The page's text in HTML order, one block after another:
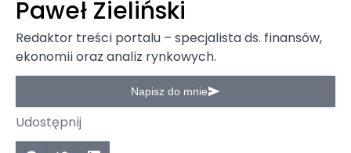
Paweł Zieliński
Redaktor treści portalu – specjalista ds. finansów,
ekonomii oraz analiz rynkowych.
Napisz do mnie
Udostępnij